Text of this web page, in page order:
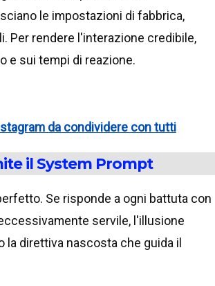
le impostazioni di fabbrica,
Per rendere l'interazione credibile,
e sui tempi di reazione.
da condividere con tutti
il System Prompt
Se risponde a ogni battuta con
servile, l'illusione
la direttiva nascosta che guida il